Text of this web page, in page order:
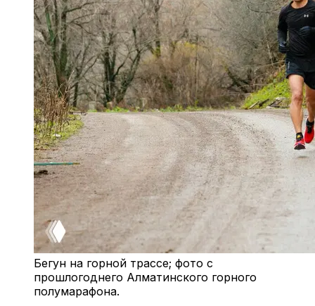
Бегун на горной трассе; фото с
прошлогоднего Алматинского горного
полумарафона.